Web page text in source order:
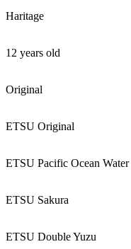
Haritage
12 years old
Original
ETSU Original
ETSU Pacific Ocean Water
ETSU Sakura
ETSU Double Yuzu